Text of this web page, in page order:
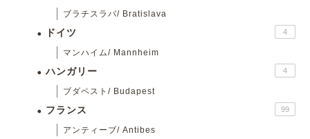
ブラチスラバ/ Bratislava
ドイツ 4
マンハイム/ Mannheim
ハンガリー 4
ブダペスト/ Budapest
フランス 99
アンティーブ/ Antibes